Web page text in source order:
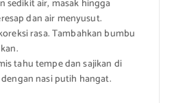
sedikit air, masak hingga
dan air menyusut.
rasa. Tambahkan bumbu
tahu tempe dan sajikan di
nasi putih hangat.